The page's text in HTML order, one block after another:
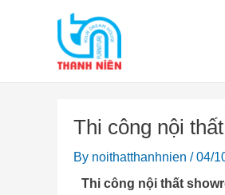
Thi công nội
By noithatthanhnien /04/
Thi công nội thất